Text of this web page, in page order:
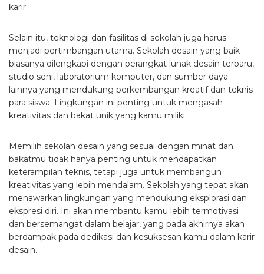
karir.
Selain itu, teknologi dan fasilitas di sekolah juga harus
menjadi pertimbangan utama. Sekolah desain yang baik
biasanya dilengkapi dengan perangkat lunak desain terbaru,
studio seni, laboratorium komputer, dan sumber daya
lainnya yang mendukung perkembangan kreatif dan teknis
para siswa. Lingkungan ini penting untuk mengasah
kreativitas dan bakat unik yang kamu miliki.
Memilih sekolah desain yang sesuai dengan minat dan
bakatmu tidak hanya penting untuk mendapatkan
keterampilan teknis, tetapi juga untuk membangun
kreativitas yang lebih mendalam. Sekolah yang tepat akan
menawarkan lingkungan yang mendukung eksplorasi dan
ekspresi diri. Ini akan membantu kamu lebih termotivasi
dan bersemangat dalam belajar, yang pada akhirnya akan
berdampak pada dedikasi dan kesuksesan kamu dalam karir
desain.